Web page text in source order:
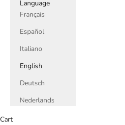
Language
Français
Español
Italiano
English
Deutsch
Nederlands
Cart